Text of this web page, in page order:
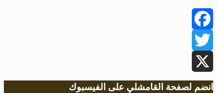
Facebook
Twitter
X
انضم لصفحة القامشلي على الفيسبوك